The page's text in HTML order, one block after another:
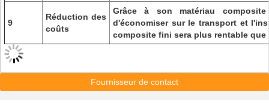
9
Réduction des
coûts
Grâce à son matériau
d'économiser sur le transport et
composite fini sera plus rentable
Fournisseur de contact